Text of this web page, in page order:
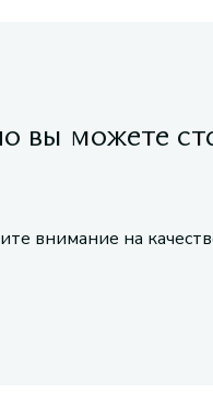
вы можете
внимание на